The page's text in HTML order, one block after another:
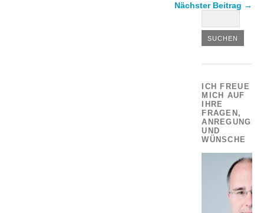
Nächster Beitrag →
ICH FREUE
MICH AUF
IHRE
FRAGEN,
ANREGUNGEN
UND
WÜNSCHE